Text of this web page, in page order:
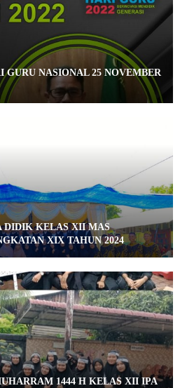
GURU NASIONAL 25 NOVEMBER
DIDIK KELAS XII MAS
XIX TAHUN 2024
1444 H KELAS XII IPA